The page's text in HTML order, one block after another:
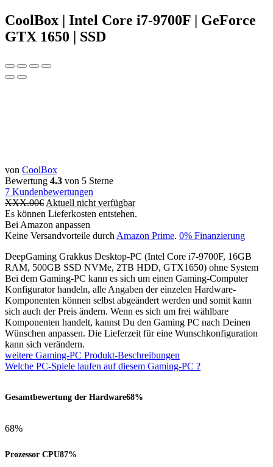
CoolBox | Intel Core i7-9700F | GeForce
GTX 1650 | SSD
von CoolBox
Bewertung 4.3 von 5 Sterne
7 Kundenbewertungen
XXX.00€ Aktuell nicht verfügbar
Es können Lieferkosten entstehen.
Bei Amazon anpassen
Keine Versandvorteile durch Amazon Prime. 0% Finanzierung
DeepGaming Grakkus Desktop-PC (Intel Core i7-9700F, 16GB
RAM, 500GB SSD NVMe, 2TB HDD, GTX1650) ohne System
Bei dem Gaming-PC kann es sich um einen Gaming-Computer
Konfigurator handeln, alle Angaben der einzelen Hardware-
Komponenten können selbst abgeändert werden und somit kann
sich auch der Preis ändern. Wenn es sich um frei wählbare
Komponenten handelt, kannst Du den Gaming PC nach Deinen
Wünschen anpassen. Die Lieferzeit für eine Wunschkonfiguration
kann sich verändern.
weitere Gaming-PC Produkt-Beschreibungen
Welche PC-Spiele laufen auf diesem Gaming-PC ?
Gesamtbewertung der Hardware68%
68%
Prozessor CPU87%